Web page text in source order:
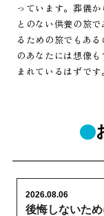
っています。葬儀
とのない供養の旅
るための旅でもあ
のあなたには想像
まれているはずです。
後悔しないた
2026.08.06